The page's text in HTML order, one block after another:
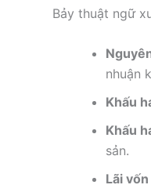
Bảy thuật ngữ
nhuận
Khấu
Khấu
sản.
Lãi